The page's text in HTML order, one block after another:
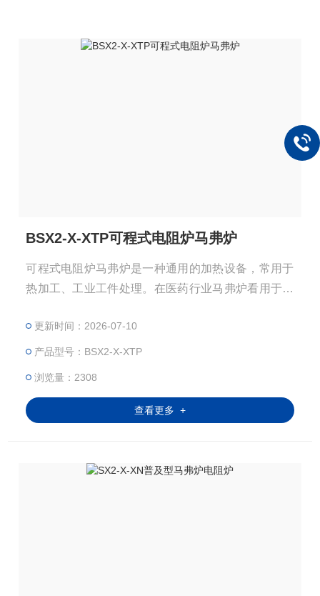
BSX2-X-XTP可程式电阻炉马弗炉
可程式电阻炉马弗炉是一种通用的加热设备，常用于
热加工、工业工件处理。在医药行业马弗炉看用于药
弗炉看作为水质分析、环境分析等领域的样品处理设
备；在煤质分析中，马弗炉还能用于测定水分、灰
更新时间：2026-07-10
产品型号：BSX2-X-XTP
浏览量：2308
查看更多 +